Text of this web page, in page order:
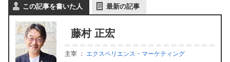
この記事を書いた人 最新の記事
藤村 正宏
主宰 ： エクスペリエンス・マーケティング